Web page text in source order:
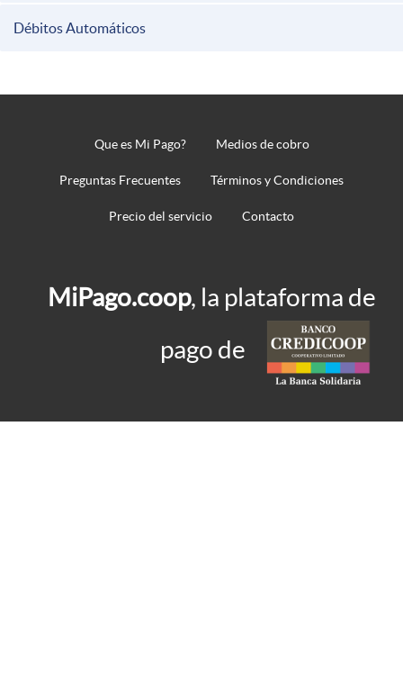
Débitos Automáticos
Que es Mi Pago? Medios de cobro
Preguntas Frecuentes Términos y Condiciones
Precio del servicio Contacto
MiPago.coop, la plataforma de
pago de